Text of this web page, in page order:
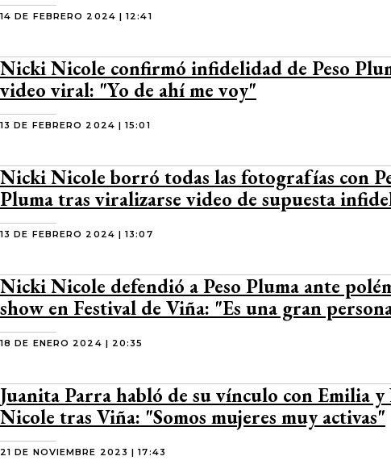
PUERTO MONTT
14 DE FEBRERO 2024 | 12:41
Nicki Nicole confirmó infidelidad de Peso
video viral: "Yo de ahí me voy"
13 DE FEBRERO 2024 | 15:01
Nicki Nicole borró todas las fotografías con
Pluma tras viralizarse video de supuesta
13 DE FEBRERO 2024 | 13:07
Nicki Nicole defendió a Peso Pluma ante
show en Festival de Viña: "Es una gran
18 DE ENERO 2024 | 20:35
Juanita Parra habló de su vínculo con Emilia
Nicole tras Viña: "Somos mujeres muy activas"
21 DE NOVIEMBRE 2023 | 17:43